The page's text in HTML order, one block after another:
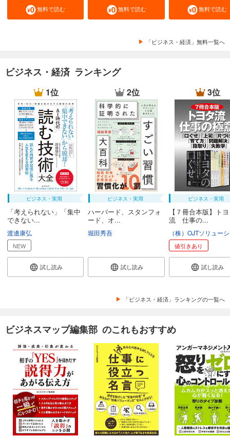
無料で読む 無料で読む 無料で読む
「ビジネス・経済」無料一覧へ
ビジネス・経済 ランキング
1位
ビジネス・実用
「考えられない」「集中
できない...
渡邊康弘
NEW
試し読み
2位
ビジネス・実用
ハーバード、スタンフォ
ード、オ...
堀田秀吾
試し読み
3位
ビジネス・実用
【７冊合本版】ト
流 仕事の...
値引きあり
試し読み
「ビジネス・経済」ランキングの一覧へ
ビジネスマップ編集部 のこれもおすすめ